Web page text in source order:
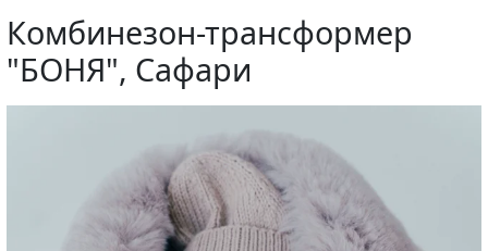
Комбинезон-трансформер
"БОНЯ", Сафари